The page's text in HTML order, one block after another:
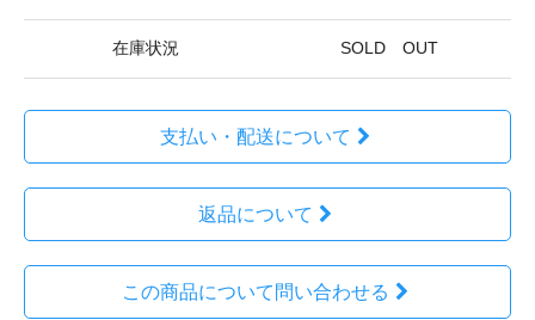
在庫状況 SOLD OUT
支払い・配送について
返品について
この商品について問い合わせる